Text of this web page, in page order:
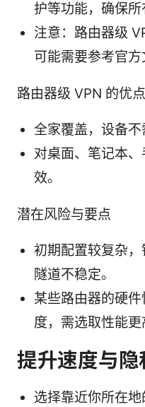
护等功能，确保所
注意：路由器级
可能需要参考官方
路由器级 VPN 的优点
全家覆盖，设备不
对桌面、笔记本
效。
潜在风险与要点
初期配置较复杂
隧道不稳定。
某些路由器的硬
度，需选取性能更
提升速度与
选择靠近你所在